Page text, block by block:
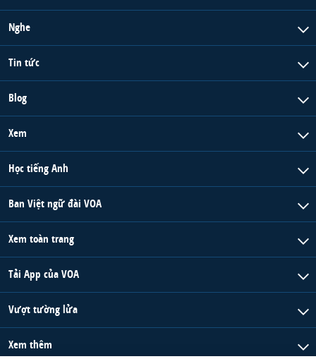
Nghe
Tin tức
Blog
Xem
Học tiếng Anh
Ban Việt ngữ đài VOA
Xem toàn trang
Tải App của VOA
Vượt tường lửa
Xem thêm